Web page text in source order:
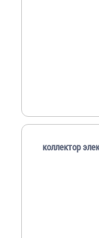
коллектор